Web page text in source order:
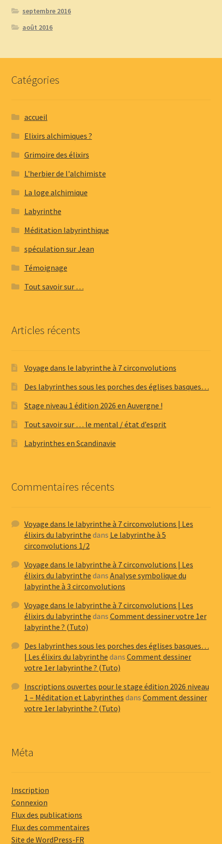
septembre 2016
août 2016
Catégories
accueil
Elixirs alchimiques ?
Grimoire des élixirs
L'herbier de l'alchimiste
La loge alchimique
Labyrinthe
Méditation labyrinthique
spéculation sur Jean
Témoignage
Tout savoir sur …
Articles récents
Voyage dans le labyrinthe à 7 circonvolutions
Des labyrinthes sous les porches des églises basques…
Stage niveau 1 édition 2026 en Auvergne !
Tout savoir sur … le mental / état d’esprit
Labyrinthes en Scandinavie
Commentaires récents
Voyage dans le labyrinthe à 7 circonvolutions | Les
élixirs du labyrinthe dans Le labyrinthe à 5
circonvolutions 1/2
Voyage dans le labyrinthe à 7 circonvolutions | Les
élixirs du labyrinthe dans Analyse symbolique du
labyrinthe à 3 circonvolutions
Voyage dans le labyrinthe à 7 circonvolutions | Les
élixirs du labyrinthe dans Comment dessiner votre 1er
labyrinthe ? (Tuto)
Des labyrinthes sous les porches des églises basques…
| Les élixirs du labyrinthe dans Comment dessiner
votre 1er labyrinthe ? (Tuto)
Inscriptions ouvertes pour le stage édition 2026 niveau
1 – Méditation et Labyrinthes dans Comment dessiner
votre 1er labyrinthe ? (Tuto)
Méta
Inscription
Connexion
Flux des publications
Flux des commentaires
Site de WordPress-FR